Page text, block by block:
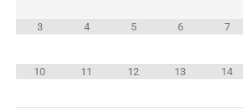
3 4 5 6 7
10 11 12 13 14